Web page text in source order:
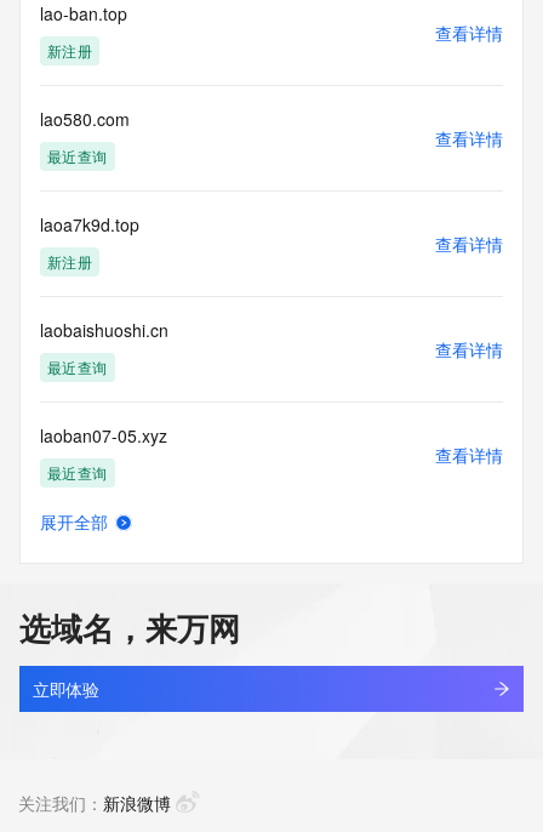
lao-ban.top
新注册
查看详情
lao580.com
最近查询
查看详情
laoa7k9d.top
新注册
查看详情
laobaishuoshi.cn
最近查询
查看详情
laoban07-05.xyz
最近查询
查看详情
laoban07-07.xyz
最近查询
查看详情
展开全部
选域名，来万网
立即体验
关注我们： 新浪微博